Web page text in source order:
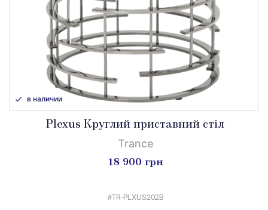
в наличии
Plexus Круглий приставний стіл
Trance
18 900 грн
#TR-PLXUS202B